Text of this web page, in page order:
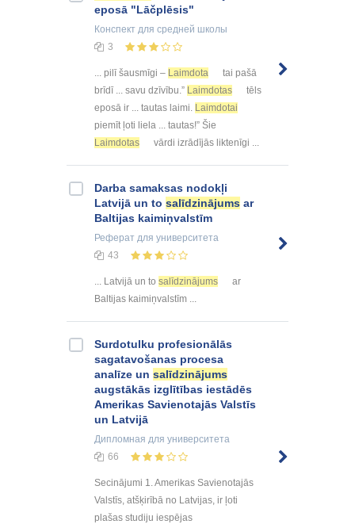
eposā "Lāčplēsis"
Конспект для средней школы
3
... pilī šausmīgi – Laimdota
tai pašā
brīdī ... savu dzīvību.” Laimdotas
tēls
eposā ir ... tautas laimi. Laimdotai
piemīt ļoti liela ... tautas!” Šie
Laimdotas
vārdi izrādījās liktenīgi ...
Darba samaksas nodokļi
Latvijā un to salīdzinājums ar
Baltijas kaimiņvalstīm
Реферат для университета
43
... Latvijā un to salīdzinājums
ar
Baltijas kaimiņvalstīm ...
Surdotulku profesionālās
sagatavošanas procesa
analīze un salīdzinājums
augstākās izglītības iestādēs
Amerikas Savienotajās Valstīs
un Latvijā
Дипломная для университета
66
Secinājumi 1. Amerikas Savienotajās
Valstīs, atšķirībā no Latvijas, ir ļoti
plašas studiju iespējas